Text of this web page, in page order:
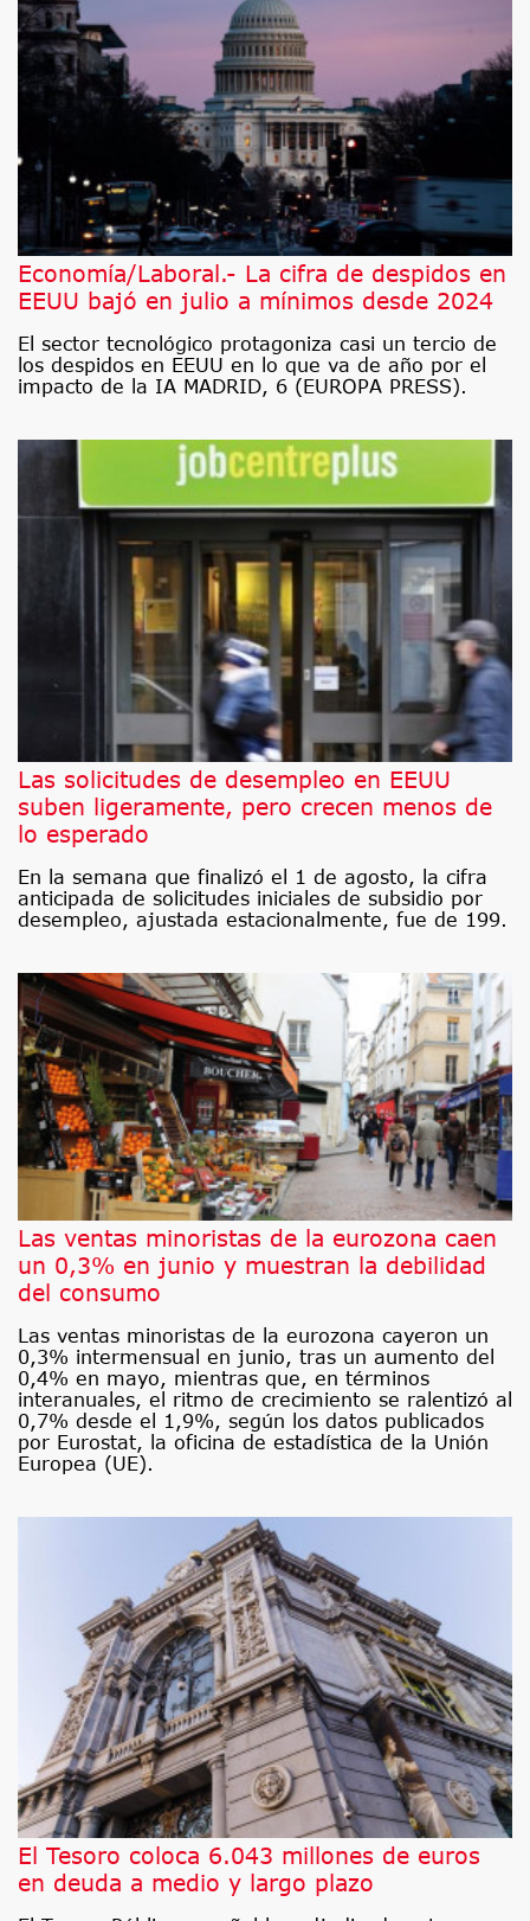
Economía/Laboral.- La cifra de despidos en
EEUU bajó en julio a mínimos desde 2024
El sector tecnológico protagoniza casi un tercio de
los despidos en EEUU en lo que va de año por el
impacto de la IA MADRID, 6 (EUROPA PRESS).
Las solicitudes de desempleo en EEUU
suben ligeramente, pero crecen menos de
lo esperado
En la semana que finalizó el 1 de agosto, la cifra
anticipada de solicitudes iniciales de subsidio por
desempleo, ajustada estacionalmente, fue de 199.
Las ventas minoristas de la eurozona caen
un 0,3% en junio y muestran la debilidad
del consumo
Las ventas minoristas de la eurozona cayeron un
0,3% intermensual en junio, tras un aumento del
0,4% en mayo, mientras que, en términos
interanuales, el ritmo de crecimiento se ralentizó al
0,7% desde el 1,9%, según los datos publicados
por Eurostat, la oficina de estadística de la Unión
Europea (UE).
El Tesoro coloca 6.043 millones de euros
en deuda a medio y largo plazo